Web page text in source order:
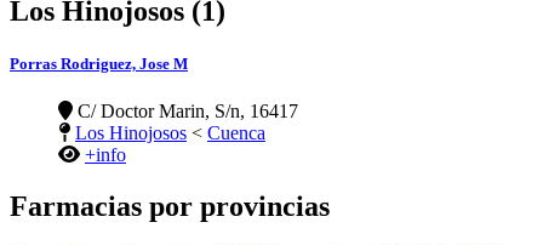
Los Hinojosos (1)
Porras Rodriguez, Jose M
C/ Doctor Marin, S/n, 16417
Los Hinojosos < Cuenca
+info
Farmacias por provincias